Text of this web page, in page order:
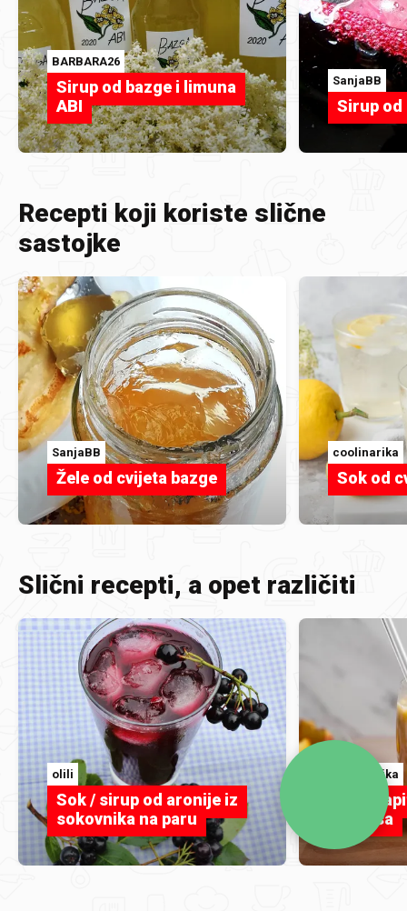
BARBARA26
Sirup od bazge i limuna
ABI
SanjaBB
Sirup od
Recepti koji koriste slične
sastojke
SanjaBB
Žele od cvijeta bazge
coolinarika
Sok od
Slični recepti, a opet različiti
olili
Sok / sirup od aronije iz
sokovnika na paru
coolinarika
Žele
kokosa